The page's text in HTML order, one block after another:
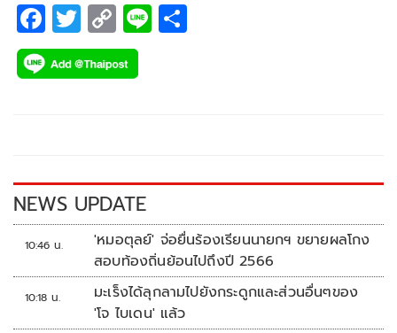
F
ac
e
k
T
wi
tt
C
o
p
k
Li
NEWS UPDATE
10:46 น.
'หมอตุลย์' จ่อยื่นร้องเรียนนายกฯ ขยายผลโกง
สอบท้องถิ่นย้อนไปถึงปี 2566
10:18 น.
มะเร็งได้ลุกลามไปยังกระดูกและส่วนอื่นๆของ
'โจ ไบเดน' แล้ว